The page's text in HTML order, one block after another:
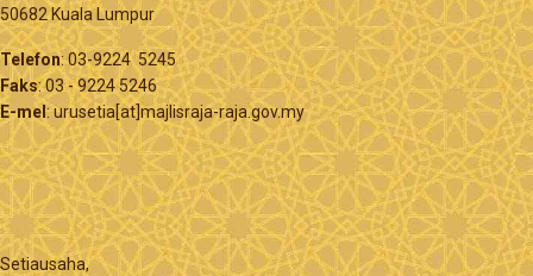
50682 Kuala Lumpur
Telefon: 03-9224 5245
Faks: 03 - 9224 5246
E-mel: urusetia[at]majlisraja-raja.gov.my
Setiausaha,